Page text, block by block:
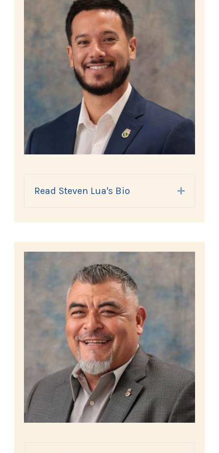
Read Steven Lua's Bio Expand